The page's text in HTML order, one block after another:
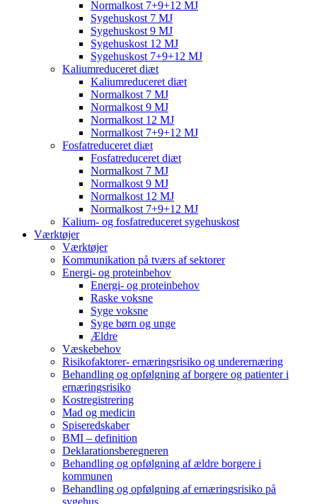
Normalkost 7+9+12 MJ
Sygehuskost 7 MJ
Sygehuskost 9 MJ
Sygehuskost 12 MJ
Sygehuskost 7+9+12 MJ
Kaliumreduceret diæt
Kaliumreduceret diæt
Normalkost 7 MJ
Normalkost 9 MJ
Normalkost 12 MJ
Normalkost 7+9+12 MJ
Fosfatreduceret diæt
Fosfatreduceret diæt
Normalkost 7 MJ
Normalkost 9 MJ
Normalkost 12 MJ
Normalkost 7+9+12 MJ
Kalium- og fosfatreduceret sygehuskost
Værktøjer
Værktøjer
Kommunikation på tværs af sektorer
Energi- og proteinbehov
Energi- og proteinbehov
Raske voksne
Syge voksne
Syge børn og unge
Ældre
Væskebehov
Risikofaktorer- ernæringsrisiko og underernæring
Behandling og opfølgning af borgere og patienter i
ernæringsrisiko
Kostregistrering
Mad og medicin
Spiseredskaber
BMI – definition
Deklarationsberegneren
Behandling og opfølgning af ældre borgere i
kommunen
Behandling og opfølgning af ernæringsrisiko på
sygehus